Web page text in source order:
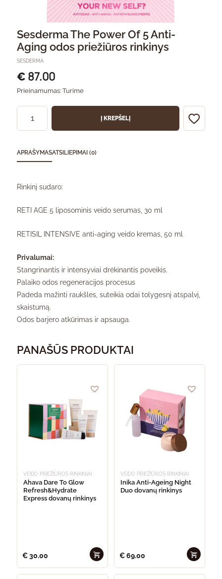
Sesderma The Power Of 5 Anti-
Aging odos priežiūros rinkinys
SESDERMA
€ 87.00
Prieinamumas: Turime
Į KREPŠELĮ
APRAŠYMASATSILIEPIMAI (0)
Rinkinį sudaro:
RETI AGE 5 liposominis veido serumas, 30 ml
RETISIL INTENSIVE anti-aging veido kremas, 50 ml
Privalumai:
Stangrinantis ir intensyviai drėkinantis poveikis.
Palaiko odos regeneracijos procesus
Padeda mažinti raukšles, suteikia odai tolygesnį atspalvį,
skaistumą.
Odos barjero atkūrimas ir apsauga.
PANAŠŪS PRODUKTAI
VEIDO PRIEŽIŪROS RINKINIAI
Ahava Dare To Glow
Refresh&Hydrate
Express dovanų rinkinys
€30.00
VEIDO PRIEŽIŪROS RINKINIAI
Inika Anti-Ageing Night
Duo dovanų rinkinys
€69.00